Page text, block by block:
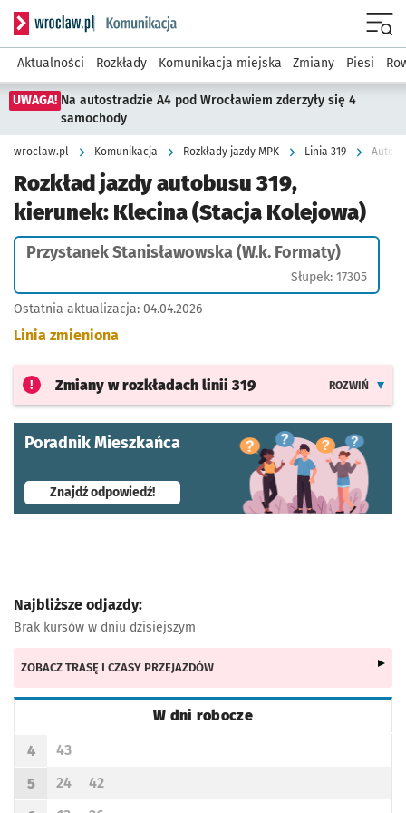
Serwis informacyjny wroclaw.pl podserwis: Komunikacja
Aktualności Rozkłady Komunikacja miejska Zmiany Piesi
UWAGA! Na autostradzie A4 pod Wrocławiem zderzyły się 4
samochody
wroclaw.pl Komunikacja Rozkłady jazdy MPK Linia 319
Rozkład jazdy autobusu 319,
kierunek: Klecina (Stacja Kolejowa)
Przystanek Stanisławowska (W.k. Formaty)
Słupek: 17305
Ostatnia aktualizacja: 04.04.2026
Linia zmieniona
Zmiany w rozkładach linii 319 ROZWIŃ
Poradnik Mieszkańca
Znajdź odpowiedź!- otworzy się w nowej karcie
Najbliższe odjazdy:
Brak kursów w dniu dzisiejszym
ZOBACZ TRASĘ I CZASY PRZEJAZDÓW
W dni robocze
Rozkład jazdy -
Godzina odjazdu
4
Odjazd
43
minut po godzinie 4
Godzina odjazdu
5
Odjazd
24
minut po godzinie 5
Odjazd
42
minut po godzinie 5